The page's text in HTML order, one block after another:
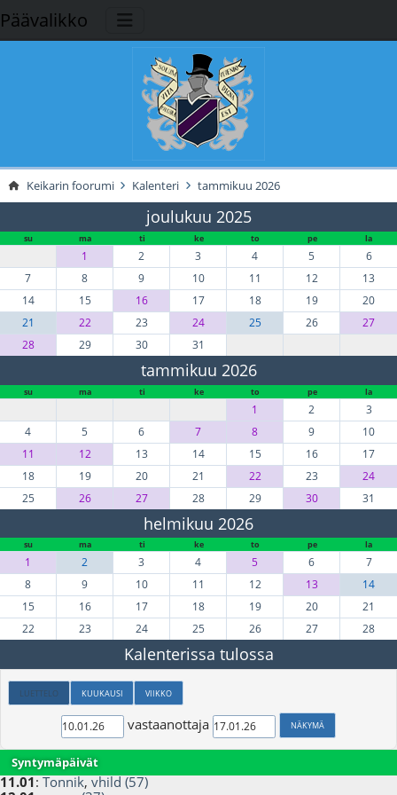
Päävalikko
Keikarin foorumi Kalenteri tammikuu 2026
joulukuu 2025
su ma ti ke to pe la
1 2 3 4 5
6
7
8 9 10 11 12
13
14
15 16 17 18 19
20
21
22 23 24 25 26
27
28
29 30 31
tammikuu 2026
su ma ti ke to pe la
1 2
3
4
5 6 7 8 9
10
11
12 13 14 15 16
17
18
19 20 21 22 23
24
25
26 27 28 29 30 31
helmikuu 2026
su ma ti ke to pe la
1 2 3 4 5 6
7
8
9 10 11 12 13
14
15
16 17 18 19 20
21
22
23 24 25 26 27 28
Kalenterissa tulossa
LUETTELO KUUKAUSI VIIKKO
vastaanottaja
Syntymäpäivät
11.01: Tonnik, vhild (57)